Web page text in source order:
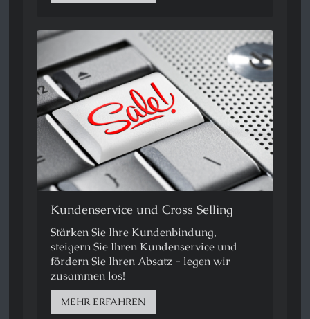
Kundenservice und Cross Selling
Stärken Sie Ihre Kundenbindung,
steigern Sie Ihren Kundenservice und
fördern Sie Ihren Absatz - legen wir
zusammen los!
MEHR ERFAHREN